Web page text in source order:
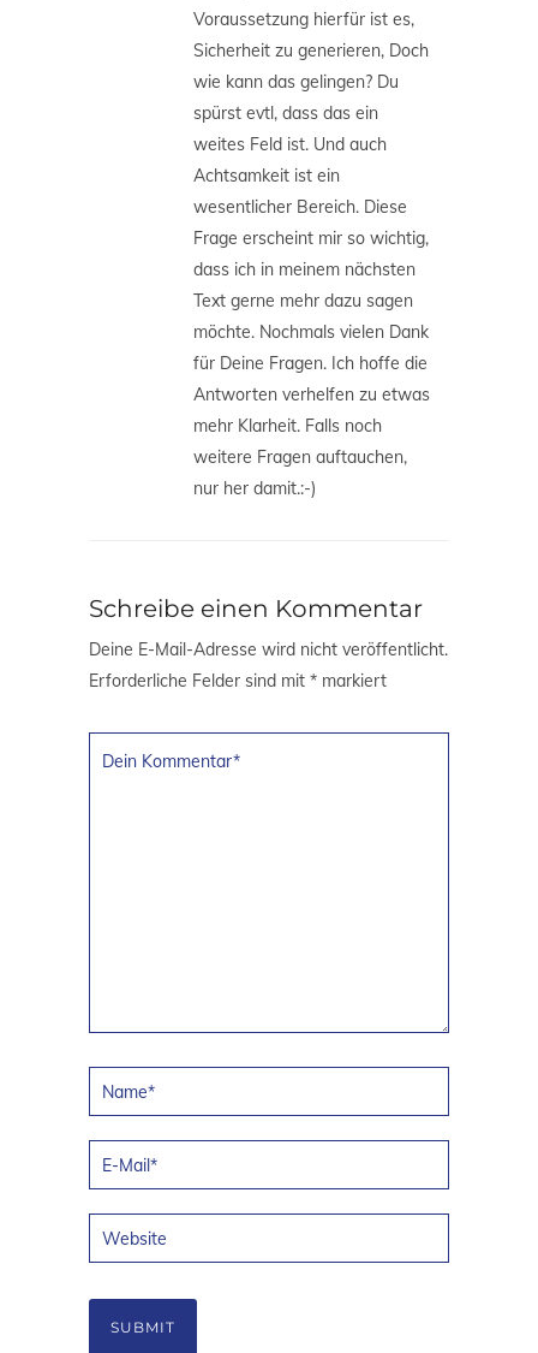
Voraussetzung hierfür ist es,
Sicherheit zu generieren, Doch
wie kann das gelingen? Du
spürst evtl, dass das ein
weites Feld ist. Und auch
Achtsamkeit ist ein
wesentlicher Bereich. Diese
Frage erscheint mir so wichtig,
dass ich in meinem nächsten
Text gerne mehr dazu sagen
möchte. Nochmals vielen Dank
für Deine Fragen. Ich hoffe die
Antworten verhelfen zu etwas
mehr Klarheit. Falls noch
weitere Fragen auftauchen,
nur her damit.:-)
Schreibe einen Kommentar
Deine E-Mail-Adresse wird nicht veröffentlicht.
Erforderliche Felder sind mit * markiert